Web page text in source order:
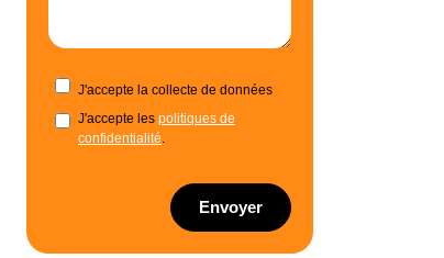
J'accepte la collecte de données
J'accepte les politiques de
confidentialité.
Envoyer